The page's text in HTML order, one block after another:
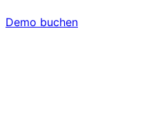
Demo buchen